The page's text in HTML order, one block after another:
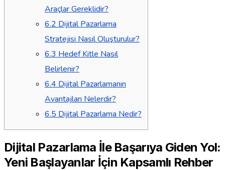
Araçlar Gereklidir?
6.2 Dijital Pazarlama
Stratejisi Nasıl Oluşturulur?
6.3 Hedef Kitle Nasıl
Belirlenir?
6.4 Dijital Pazarlamanın
Avantajları Nelerdir?
6.5 Dijital Pazarlama Nedir?
Dijital Pazarlama İle Başarıya Giden Yol:
Yeni Başlayanlar İçin Kapsamlı Rehber